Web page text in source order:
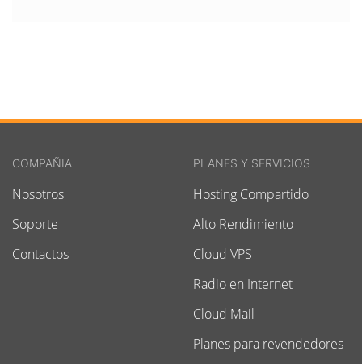
COMPAÑIA
Nosotros
Soporte
Contactos
PLANES Y SERVICIOS
Hosting Compartido
Alto Rendimiento
Cloud VPS
Radio en Internet
Cloud Mail
Planes para revendedores